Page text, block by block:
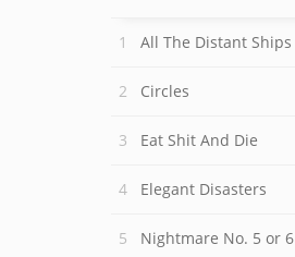
All The Distant Ships
Circles
Eat Shit And Die
Elegant Disasters
Nightmare No. 5 or 6